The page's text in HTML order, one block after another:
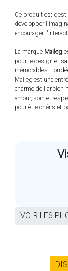
Ce produit est
développer
encourager
La marque Maileg
pour le design et
mémorables.
Maileg est une
charme de l'ancien
amour, soin et
pour être chéris et
VOIR LES